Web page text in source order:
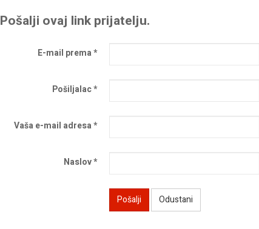
Pošalji ovaj link prijatelju.
E-mail prema*
Pošiljalac*
Vaša e-mail adresa*
Naslov*
Pošalji Odustani